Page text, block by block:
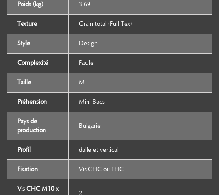
Poids (kg) 3.69
Texture Grain total (Full Tex)
Style Design
Complexité Facile
Taille M
Préhension Mini-Bacs
Pays de
production
Bulgarie
Profil dalle et vertical
Fixation Vis CHC ou FHC
Vis CHC M10 x
2